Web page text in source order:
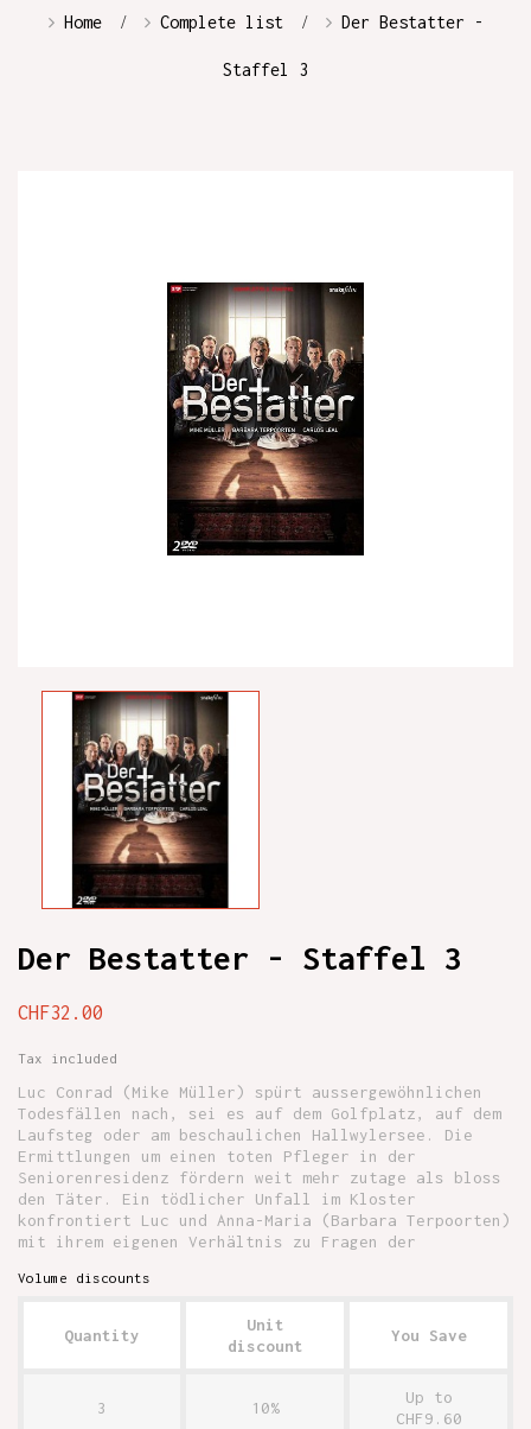
Home Complete list Der Bestatter -
Staffel 3
Der Bestatter - Staffel 3
CHF32.00
Tax included
Luc Conrad (Mike Müller) spürt aussergewöhnlichen
Todesfällen nach, sei es auf dem Golfplatz, auf dem
Laufsteg oder am beschaulichen Hallwylersee. Die
Ermittlungen um einen toten Pfleger in der
Seniorenresidenz fördern weit mehr zutage als bloss
den Täter. Ein tödlicher Unfall im Kloster
konfrontiert Luc und Anna-Maria (Barbara Terpoorten)
mit ihrem eigenen Verhältnis zu Fragen der
Volume discounts
Quantity
Unit
discount
You Save
3 10%
Up to
CHF9.60